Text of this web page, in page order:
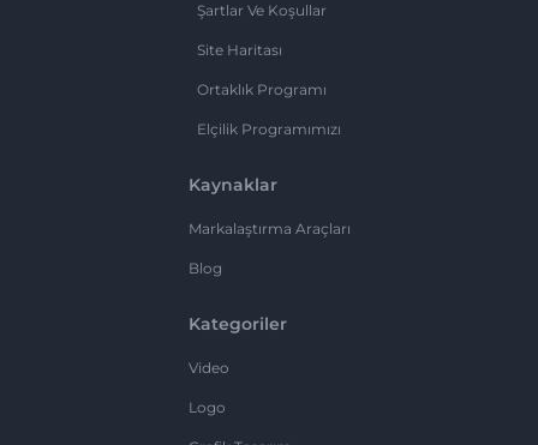
Şartlar Ve Koşullar
Site Haritası
Ortaklık Programı
Elçilik Programımızı
Kaynaklar
Markalaştırma Araçları
Blog
Kategoriler
Video
Logo